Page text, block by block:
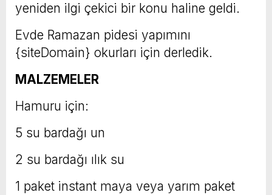
yeniden ilgi çekici bir konu haline geldi.
Evde Ramazan pidesi yapımını
{siteDomain} okurları için derledik.
MALZEMELER
Hamuru için:
5 su bardağı un
2 su bardağı ılık su
1 paket instant maya veya yarım paket